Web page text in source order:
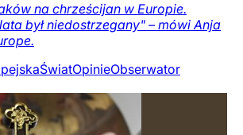
na chrześcijan w Europie.
był niedostrzegany" – mówi Anja
ŚwiatOpinieObserwator